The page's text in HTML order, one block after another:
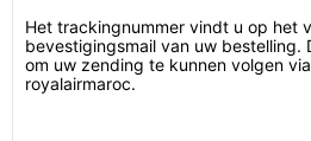
Het trackingnummer vindt u op het
bevestigingsmail van uw bestelling.
om uw zending te kunnen volgen
royalairmaroc.